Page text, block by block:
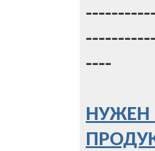
----
НУЖЕН